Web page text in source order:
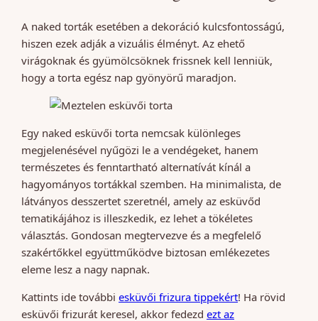
A naked torták esetében a dekoráció kulcsfontosságú,
hiszen ezek adják a vizuális élményt. Az ehető
virágoknak és gyümölcsöknek frissnek kell lenniük,
hogy a torta egész nap gyönyörű maradjon.
Egy naked esküvői torta nemcsak különleges
megjelenésével nyűgözi le a vendégeket, hanem
természetes és fenntartható alternatívát kínál a
hagyományos tortákkal szemben. Ha minimalista, de
látványos desszertet szeretnél, amely az esküvőd
tematikájához is illeszkedik, ez lehet a tökéletes
választás. Gondosan megtervezve és a megfelelő
szakértőkkel együttműködve biztosan emlékezetes
eleme lesz a nagy napnak.
Kattints ide további esküvői frizura tippekért! Ha rövid
esküvői frizurát keresel, akkor fedezd ezt az